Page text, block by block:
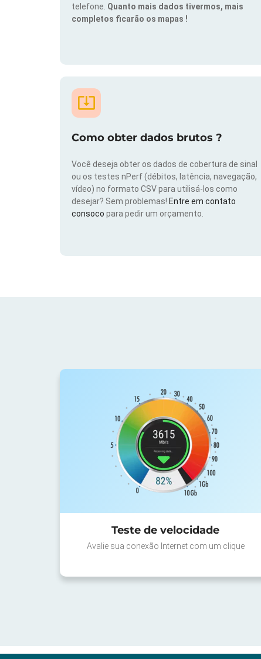
telefone. Quanto mais dados tivermos, mais
completos ficarão os mapas !
Como obter dados brutos ?
Você deseja obter os dados de cobertura de sinal
ou os testes nPerf (débitos, latência, navegação,
vídeo) no formato CSV para utilisá-los como
desejar? Sem problemas! Entre em contato
consoco para pedir um orçamento.
Teste de velocidade
Avalie sua conexão Internet com um clique